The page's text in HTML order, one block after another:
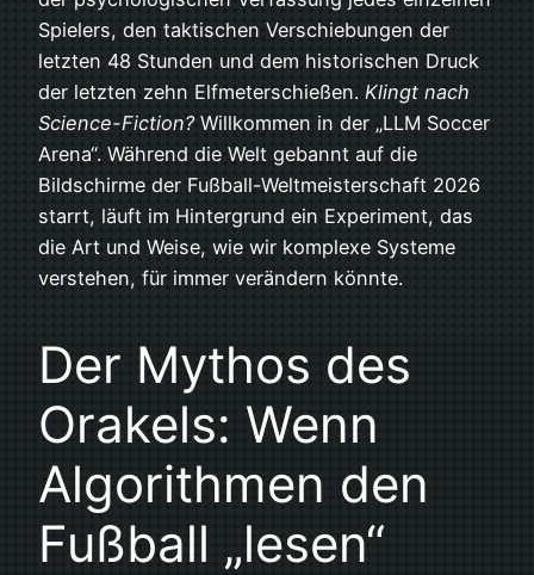
Spielers, den taktischen Verschiebungen der
letzten 48 Stunden und dem historischen Druck
der letzten zehn Elfmeterschießen. Klingt nach
Science-Fiction?Willkommen in der „LLM Soccer
Arena“. Während die Welt gebannt auf die
Bildschirme der Fußball-Weltmeisterschaft 2026
starrt, läuft im Hintergrund ein Experiment, das
die Art und Weise, wie wir komplexe Systeme
verstehen, für immer verändern könnte.
Der Mythos des
Orakels: Wenn
Algorithmen den
Fußball „lesen“